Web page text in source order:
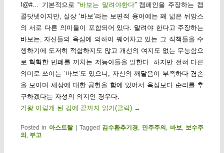
!@#… 기본적으로 “바보는 말려야한다” 캠페인을 주장하는 캡
콜닷넷이지만, 실상 ‘바보’라는 보편적 용어에는 꽤 넓은 뉘앙스
의 서로 다른 의미들이 포함되어 있다. 말려야 한다고 주장하는
바보는, 자신들의 욕심에 의하여 꿰어차고 있는 그 직책들을 수
행하기에 도저히 적합하지도 않고 개선의 여지도 없는 무능함으
로 혁혁한 민폐를 끼치는 저능아들을 말한다. 하지만 전혀 다른
의미로 쓰이는 ‘바보’도 있으니, 자신의 깨달음이 부족하다 겸손
을 보이며 세상에 대한 공헌을 함에 있어서 욕심보다 순리를 추
구하겠다는 자성의 의지인 경우다.
기왕 이렇게 된 김에 끝까지 읽기(클릭) →
Posted in 아스트랄 | Tagged 김수환추기경 민주주의 바보
보수주
의 부고